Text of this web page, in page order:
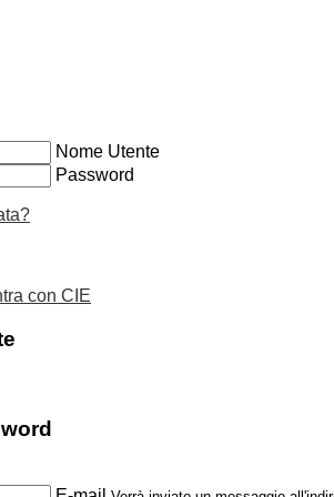
Nome Utente
Password
con CIE